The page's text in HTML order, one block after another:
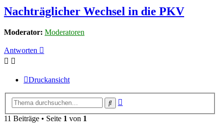
Nachträglicher Wechsel in die PKV
Moderator: Moderatoren
Antworten
Druckansicht
Suche
11 Beiträge • Seite 1 von 1